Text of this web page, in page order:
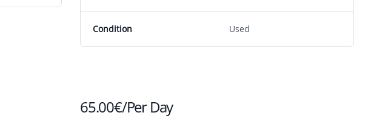
Condition Used
65.00€/Per Day